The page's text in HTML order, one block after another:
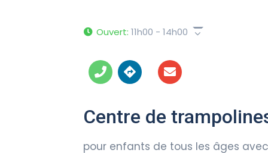
Ouvert:11h00 - 14h00
Centre de
pour enfants de tous les âges